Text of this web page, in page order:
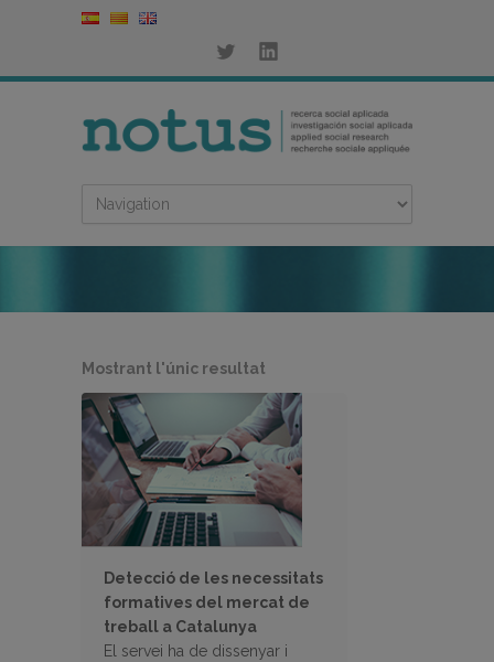
Mostrant l'únic resultat
Detecció de les necessitats
formatives del mercat de
treball a Catalunya
El servei ha de dissenyar i